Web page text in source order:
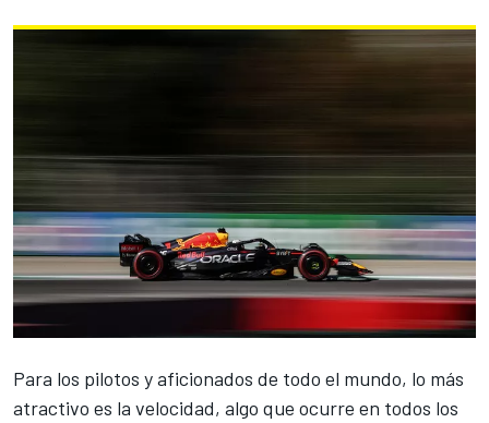
Para los pilotos y aficionados de todo el mundo, lo más
atractivo es la velocidad, algo que ocurre en todos los